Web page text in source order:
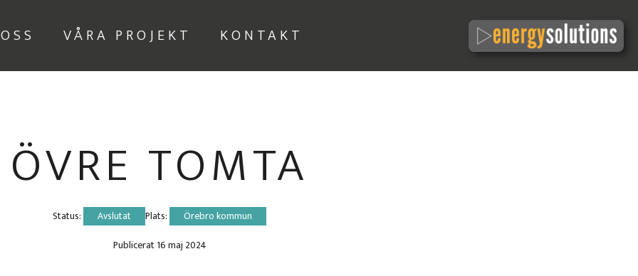
VÅRA PROJEKT KONTAKT
ÖVRE TOMTA
Status: Avslutat Plats:
Örebro kommun
Publicerat 16 maj 2024